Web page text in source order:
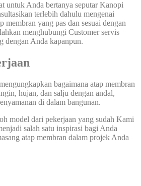
untuk Anda bertanya seputar Kanopi
terlebih dahulu mengenai
membran yang pas dan sesuai dengan
menghubungi Customer servis
dengan Anda kapanpun.
bagaimana atap membran
hujan, dan salju dengan andal,
di dalam bangunan.
model dari pekerjaan yang sudah Kami
salah satu inspirasi bagi Anda
atap membran dalam projek Anda